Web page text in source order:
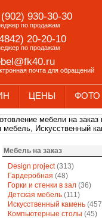
930-30-30
по продажам
20-20-10
по продажам
почта для обращений
ЦЕНЫ ФОТО
мебели на
Искусственный
Мебель на заказ
Design project(313)
Гардеробная (48)
Горки и стенки в зал (36)
Детская мебель (111)
Искусственный камень
Компьютерные столы (45)